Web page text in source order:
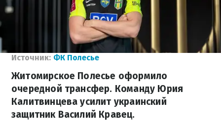
Источник: ФК Полесье
Житомирское Полесье оформило
очередной трансфер. Команду Юрия
Калитвинцева усилит украинский
защитник Василий Кравец.